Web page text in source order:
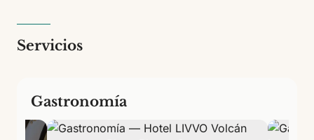
Servicios
Gastronomía